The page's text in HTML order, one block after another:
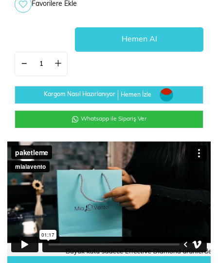
Favorilere Ekle
Kargom Nasıl Hazırlanıyor Hemen İzle
Whatsapp ile Sipariş Ver